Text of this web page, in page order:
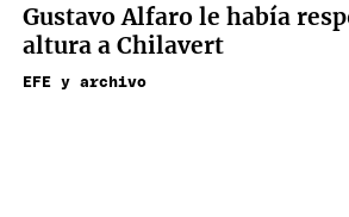
Gustavo Alfaro le había
altura a Chilavert
EFE y archivo